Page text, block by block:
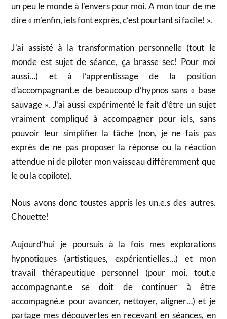
un peu le monde à l’envers pour moi. A mon tour de me
dire « m’enfin, iels font exprès, c’est pourtant si facile! ».
J’ai assisté à la transformation personnelle (tout le
monde est sujet de séance, ça brasse sec! Pour moi
aussi…) et à l’apprentissage de la position
d’accompagnant.e de beaucoup d’hypnos sans « base
sauvage ». J’ai aussi expérimenté le fait d’être un sujet
vraiment compliqué à accompagner pour iels, sans
pouvoir leur simplifier la tâche (non, je ne fais pas
exprès de ne pas proposer la réponse ou la réaction
attendue ni de piloter mon vaisseau différemment que
le ou la copilote).
Nous avons donc toustes appris les un.e.s des autres.
Chouette!
Aujourd’hui je poursuis à la fois mes explorations
hypnotiques (artistiques, expérientielles…) et mon
travail thérapeutique personnel (pour moi, tout.e
accompagnant.e se doit de continuer à être
accompagné.e pour avancer, nettoyer, aligner…) et je
partage mes découvertes en recevant en séances, en